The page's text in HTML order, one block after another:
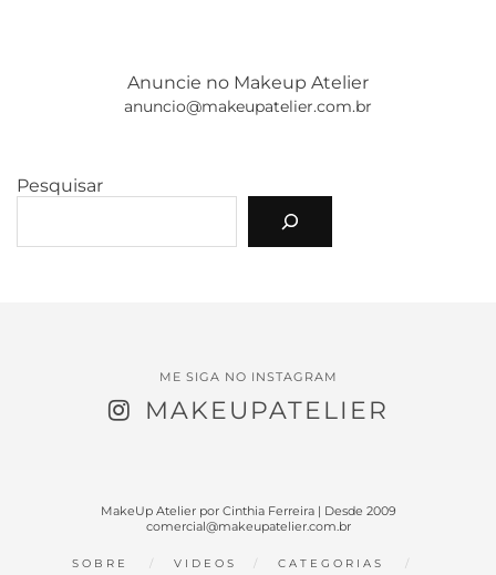
Anuncie no Makeup Atelier
anuncio@makeupatelier.com.br
Pesquisar
ME SIGA NO INSTAGRAM
MAKEUPATELIER
MakeUp Atelier por Cinthia Ferreira | Desde 2009
comercial@makeupatelier.com.br
SOBRE VIDEOS CATEGORIAS